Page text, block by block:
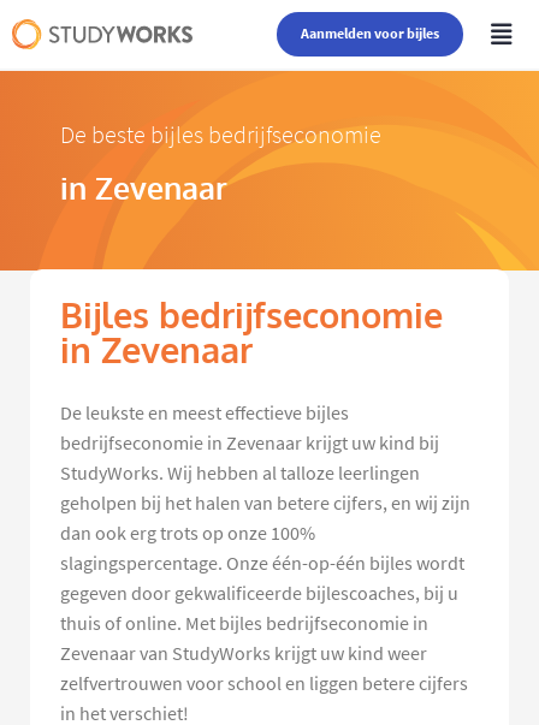
Aanmelden voor bijles
De beste bijles bedrijfseconomie
in Zevenaar
Bijles bedrijfseconomie
in Zevenaar
De leukste en meest effectieve bijles
bedrijfseconomie in Zevenaar krijgt uw kind bij
StudyWorks. Wij hebben al talloze leerlingen
geholpen bij het halen van betere cijfers, en wij zijn
dan ook erg trots op onze 100%
slagingspercentage. Onze één-op-één bijles wordt
gegeven door gekwalificeerde bijlescoaches, bij u
thuis of online. Met bijles bedrijfseconomie in
Zevenaar van StudyWorks krijgt uw kind weer
zelfvertrouwen voor school en liggen betere cijfers
in het verschiet!